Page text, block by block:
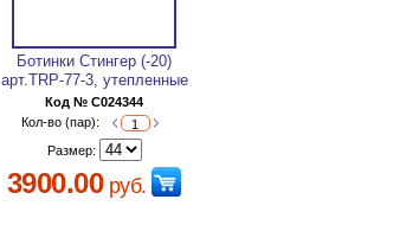
Ботинки Стингер (-20)
арт.TRP-77-3, утепленные
Код № C024344
Кол-во (пар):
Размер:
3900.00руб.